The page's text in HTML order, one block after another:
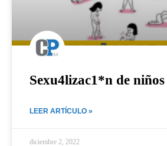
Sexu4lizac1*n de
LEER ARTÍCULO »
diciembre 2, 2022